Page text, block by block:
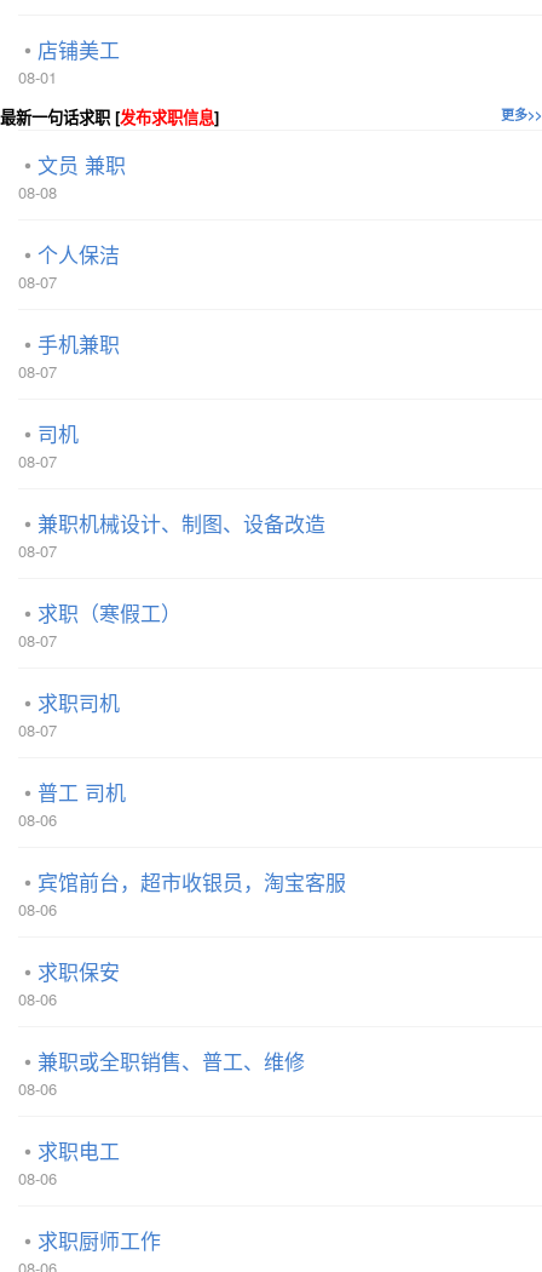
店铺美工
08-01
更多>>
最新一句话求职 [发布求职信息]
文员 兼职
08-08
个人保洁
08-07
手机兼职
08-07
司机
08-07
兼职机械设计、制图、设备改造
08-07
求职（寒假工）
08-07
求职司机
08-07
普工 司机
08-06
宾馆前台，超市收银员，淘宝客服
08-06
求职保安
08-06
兼职或全职销售、普工、维修
08-06
求职电工
08-06
求职厨师工作